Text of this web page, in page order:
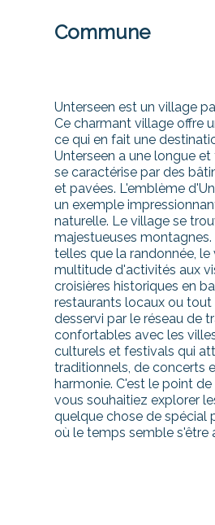
Commune
Unterseen est un village
Ce charmant village offre
ce qui en fait une
Unterseen a une longue
se caractérise par des
et pavées. L'emblème
un exemple
naturelle. Le village se
majestueuses
telles que la randonnée,
multitude d'activités aux
croisières historiques en
restaurants locaux ou
desservi par le réseau de
confortables avec les
culturels et festivals qui
traditionnels, de concerts
harmonie. C'est le point
vous souhaitiez explorer
quelque chose de spécial
où le temps semble s'être